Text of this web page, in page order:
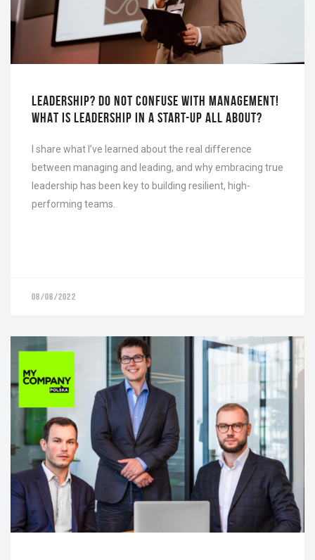
LEADERSHIP? DO NOT CONFUSE WITH MANAGEMENT!
WHAT IS LEADERSHIP IN A START-UP ALL ABOUT?
I share what I’ve learned about the real difference
between managing and leading, and why embracing true
leadership has been key to building resilient, high-
performing teams.
08/08/2022